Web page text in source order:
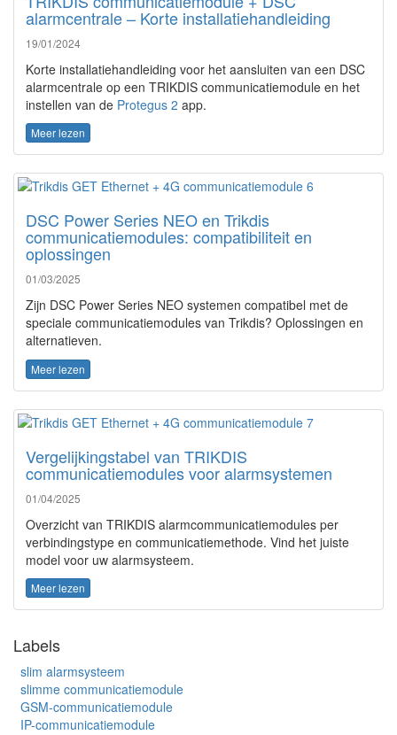
alarmcentrale – Korte installatiehandleiding
19/01/2024
Korte installatiehandleiding voor het aansluiten van een DSC
alarmcentrale op een TRIKDIS communicatiemodule en het
instellen van de Protegus 2 app.
Meer lezen
DSC Power Series NEO en Trikdis
communicatiemodules: compatibiliteit en
oplossingen
01/03/2025
Zijn DSC Power Series NEO systemen compatibel met de
speciale communicatiemodules van Trikdis? Oplossingen en
alternatieven.
Meer lezen
Vergelijkingstabel van TRIKDIS
communicatiemodules voor alarmsystemen
01/04/2025
Overzicht van TRIKDIS alarmcommunicatiemodules per
verbindingstype en communicatiemethode. Vind het juiste
model voor uw alarmsysteem.
Meer lezen
Labels
slim alarmsysteem
slimme communicatiemodule
GSM-communicatiemodule
IP-communicatiemodule